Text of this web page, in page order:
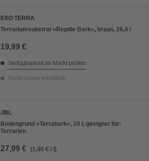
EXO TERRA
Terrariumsubstrat »Reptile Bark«, braun, 26,4 l
19,99 €
Verfügbarkeit im Markt prüfen
Nicht online erhältlich
JBL
Bodengrund »Terrabark«, 20 l, geeignet für:
Terrarien
27,99 € (1,40 € / l)